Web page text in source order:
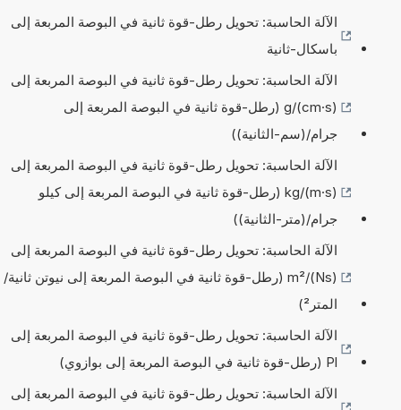
الآلة الحاسبة: تحويل رطل-قوة ثانية في البوصة المربعة إلى
باسكال-ثانية
الآلة الحاسبة: تحويل رطل-قوة ثانية في البوصة المربعة إلى
g/(cm·s) (رطل-قوة ثانية في البوصة المربعة إلى
جرام/(سم-الثانية))
الآلة الحاسبة: تحويل رطل-قوة ثانية في البوصة المربعة إلى
kg/(m·s) (رطل-قوة ثانية في البوصة المربعة إلى كيلو
جرام/(متر-الثانية))
الآلة الحاسبة: تحويل رطل-قوة ثانية في البوصة المربعة إلى
(Ns)/m² (رطل-قوة ثانية في البوصة المربعة إلى نيوتن ثانية/
المتر²)
الآلة الحاسبة: تحويل رطل-قوة ثانية في البوصة المربعة إلى
Pl (رطل-قوة ثانية في البوصة المربعة إلى بوازوي)
الآلة الحاسبة: تحويل رطل-قوة ثانية في البوصة المربعة إلى